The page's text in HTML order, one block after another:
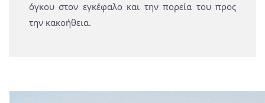
όγκου στον εγκέφαλο και την πορεία του προς
την κακοήθεια.